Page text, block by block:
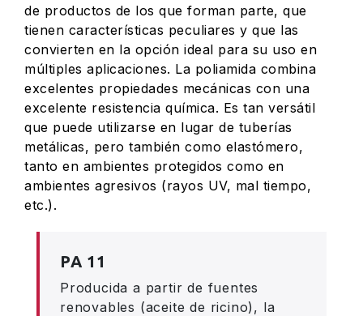
de productos de los que forman parte, que
tienen características peculiares y que las
convierten en la opción ideal para su uso en
múltiples aplicaciones. La poliamida combina
excelentes propiedades mecánicas con una
excelente resistencia química. Es tan versátil
que puede utilizarse en lugar de tuberías
metálicas, pero también como elastómero,
tanto en ambientes protegidos como en
ambientes agresivos (rayos UV, mal tiempo,
etc.).
PA 11
Producida a partir de fuentes
renovables (aceite de ricino), la